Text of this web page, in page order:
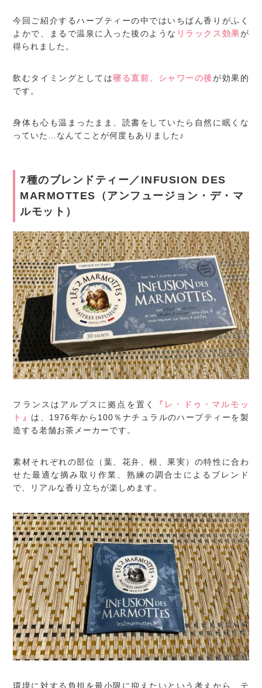
今回ご紹介するハーブティーの中ではいちばん香りがふく
よかで、まるで温泉に入った後のような リラックス効果が
得られました。
飲むタイミングとしては寝る直前、シャワーの後が効果的
です。
身体も心も温まったまま、読書をしていたら自然に眠くな
っていた…なんてことが何度もありました♪
7種のブレンドティー／INFUSION DES
MARMOTTES（アンフュージョン・デ・マ
ルモット）
フランスはアルプスに拠点を置く
『レ・ドゥ・マルモッ
ト』 は、1976年から100％ナチュラルのハーブティーを製
造する老舗お茶メーカーです。
素材それぞれの部位（葉、花弁、根、果実）の特性に合わ
せた最適な摘み取り作業、熟練の調合士によるブレンド
で、リアルな香り立ちが楽しめます。
環境に対する負担を最小限に抑えたいという考えから、テ